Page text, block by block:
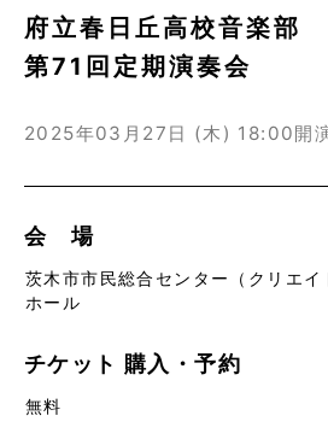
府立春日丘高校音楽部
第71回定期演奏会
2025年03月27日 (木) 18:00開
会 場
茨木市市民総合センター（クリエ
ホール
チケット 購入・予約
無料